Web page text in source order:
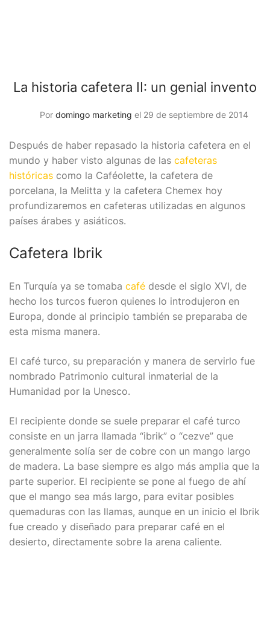
La historia cafetera II: un genial invento
Por domingo marketing el 29 de septiembre de 2014
Después de haber repasado la historia cafetera en el
mundo y haber visto algunas de las cafeteras
históricas como la Caféolette, la cafetera de
porcelana, la Melitta y la cafetera Chemex hoy
profundizaremos en cafeteras utilizadas en algunos
países árabes y asiáticos.
Cafetera Ibrik
En Turquía ya se tomaba café desde el siglo XVI, de
hecho los turcos fueron quienes lo introdujeron en
Europa, donde al principio también se preparaba de
esta misma manera.
El café turco, su preparación y manera de servirlo fue
nombrado Patrimonio cultural inmaterial de la
Humanidad por la Unesco.
El recipiente donde se suele preparar el café turco
consiste en un jarra llamada “ibrik” o “cezve” que
generalmente solía ser de cobre con un mango largo
de madera. La base siempre es algo más amplia que la
parte superior. El recipiente se pone al fuego de ahí
que el mango sea más largo, para evitar posibles
quemaduras con las llamas, aunque en un inicio el Ibrik
fue creado y diseñado para preparar café en el
desierto, directamente sobre la arena caliente.